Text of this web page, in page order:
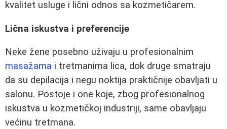
kvalitet usluge i lični odnos sa kozmetičarem.
Lična iskustva i preferencije
Neke žene posebno uživaju u profesionalnim
masažama i tretmanima lica, dok druge smatraju
da su depilacija i negu noktija praktičnije obavljati u
salonu. Postoje i one koje, zbog profesionalnog
iskustva u kozmetičkoj industriji, same obavljaju
većinu tretmana.